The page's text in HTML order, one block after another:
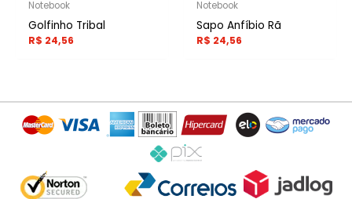
Notebook
Golfinho Tribal
R$ 24,56
Notebook
Sapo Anfíbio Rã
R$ 24,56